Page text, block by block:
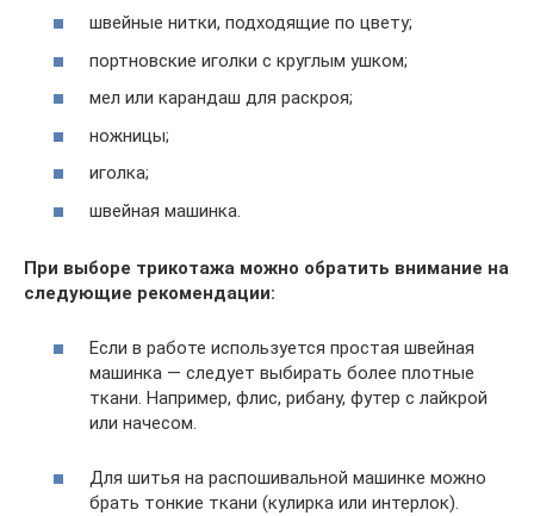
швейные нитки, подходящие по цвету;
портновские иголки с круглым ушком;
мел или карандаш для раскроя;
ножницы;
иголка;
швейная машинка.
При выборе трикотажа можно обратить внимание на
следующие рекомендации:
Если в работе используется простая швейная
машинка — следует выбирать более плотные
ткани. Например, флис, рибану, футер с лайкрой
или начесом.
Для шитья на распошивальной машинке можно
брать тонкие ткани (кулирка или интерлок).